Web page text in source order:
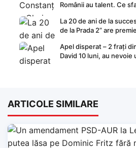
Românii au talent. Ce
La 20 de ani de la
de la Prada 2” are
Apel disperat – 2 frați
David 10 luni, au
ARTICOLE SIMILARE